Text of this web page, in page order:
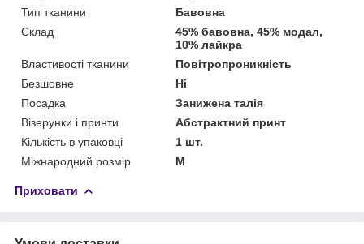
Тип тканини
Бавовна
Склад
45% бавовна, 45% модал,
10% лайкра
Властивості тканини
Повітропроникність
Безшовне
Ні
Посадка
Занижена талія
Візерунки і принти
Абстрактний принт
Кількість в упаковці
1 шт.
Міжнародний розмір
M
Приховати